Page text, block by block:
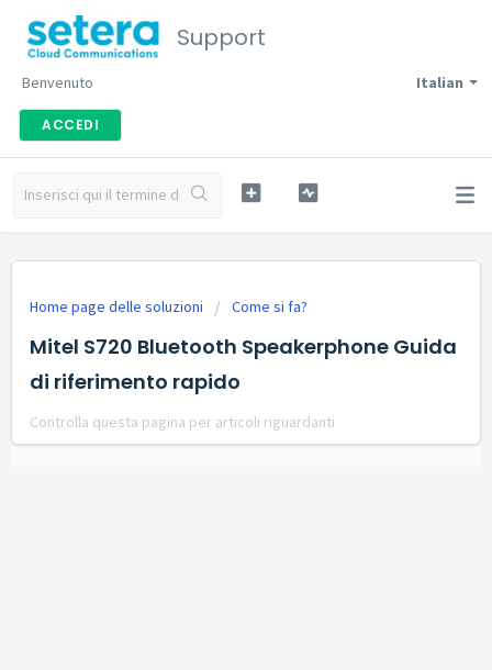
Support
Italian
Benvenuto
ACCEDI
Home page delle soluzioni Come si fa?
Mitel S720 Bluetooth Speakerphone Guida
di riferimento rapido
Controlla questa pagina per articoli riguardanti